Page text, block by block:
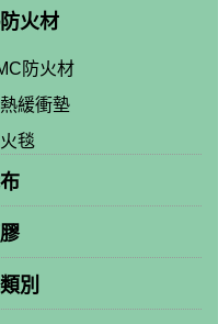
火材
防火材
緩衝墊
毯
別